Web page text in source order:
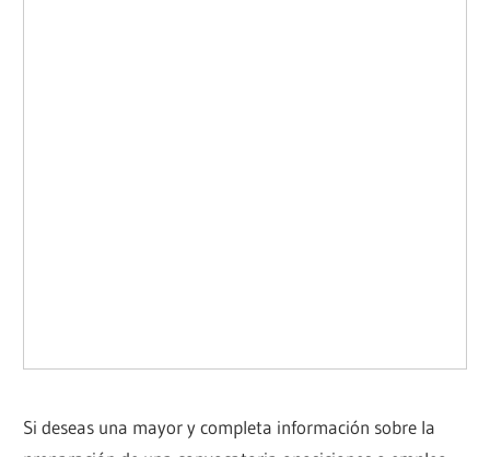
Si deseas una mayor y completa información sobre la